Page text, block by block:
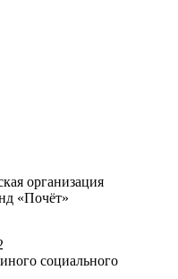
организация
«Почёт»
социального